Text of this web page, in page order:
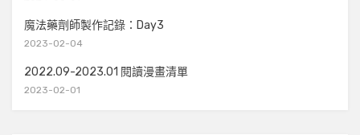
魔法藥劑師製作記錄：Day3
2023-02-04
2022.09-2023.01 閱讀漫畫清單
2023-02-01